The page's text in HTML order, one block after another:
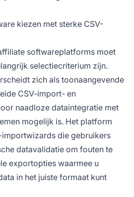
kiezen met sterke CSV-
softwareplatforms moet
selectiecriterium zijn.
zich als toonaangevende
CSV-import- en
naadloze dataintegratie met
mogelijk is. Het platform
die gebruikers
datavalidatie om fouten te
exportopties waarmee u
in het juiste formaat kunt